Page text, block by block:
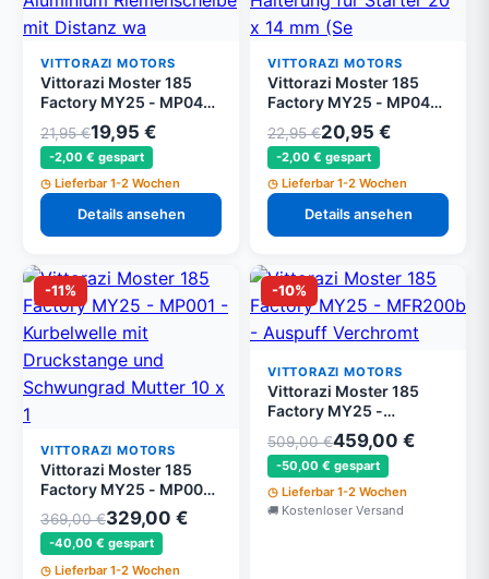
VITTORAZI MOTORS
Vittorazi Moster 185
Factory MY25 - MP048
- Seil Durchführung
Aluminium
Riemenscheibe mit
Distanzscheiben,
Schwarz
21,95 €19,95 €
-2,00 € gespart
Lieferbar 1-2 Wochen
Details ansehen
VITTORAZI MOTORS
Vittorazi Moster 185
Factory MY25 - MP043
Schwingungsdämpfung
Halterung für Starter 20
x 14 mm (Set von 4)
22,95 €20,95 €
-2,00 € gespart
Lieferbar 1-2 Wochen
Details ansehen
-11%
VITTORAZI MOTORS
Vittorazi Moster 185
Factory MY25 - MP001 -
Kurbelwelle mit
Druckstange und
Schwungrad Mutter 10
x 1.25 mm
369,00 €329,00 €
-40,00 € gespart
Lieferbar 1-2 Wochen
-10%
VITTORAZI MOTORS
Vittorazi Moster 185
Factory MY25 -
MFR200b - Auspuff
Verchromt Factory-R,
Endstück
509,00 €459,00 €
-50,00 € gespart
Lieferbar 1-2 Wochen
Kostenloser Versand